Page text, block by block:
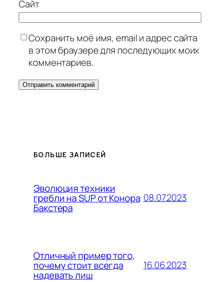
Сайт
Сохранить моё имя, email и адрес сайта
в этом браузере для последующих моих
комментариев.
БОЛЬШЕ ЗАПИСЕЙ
Эволюция техники
гребли на SUP от Конора
Бакстера
08.07.2023
Отличный пример того,
почему стоит всегда
надевать лиш
16.06.2023